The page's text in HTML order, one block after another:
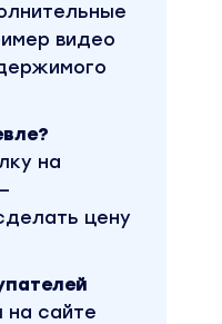
видео
на
цену
на сайте